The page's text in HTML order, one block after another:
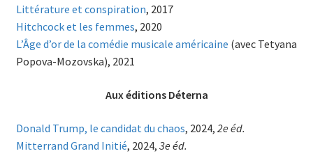
Littérature et conspiration, 2017
Hitchcock et les femmes, 2020
L’Âge d’or de la comédie musicale américaine (avec Tetyana
Popova-Mozovska), 2021
Aux éditions Déterna
Donald Trump, le candidat du chaos, 2024, 2e éd.
Mitterrand Grand Initié, 2024, 3e éd.